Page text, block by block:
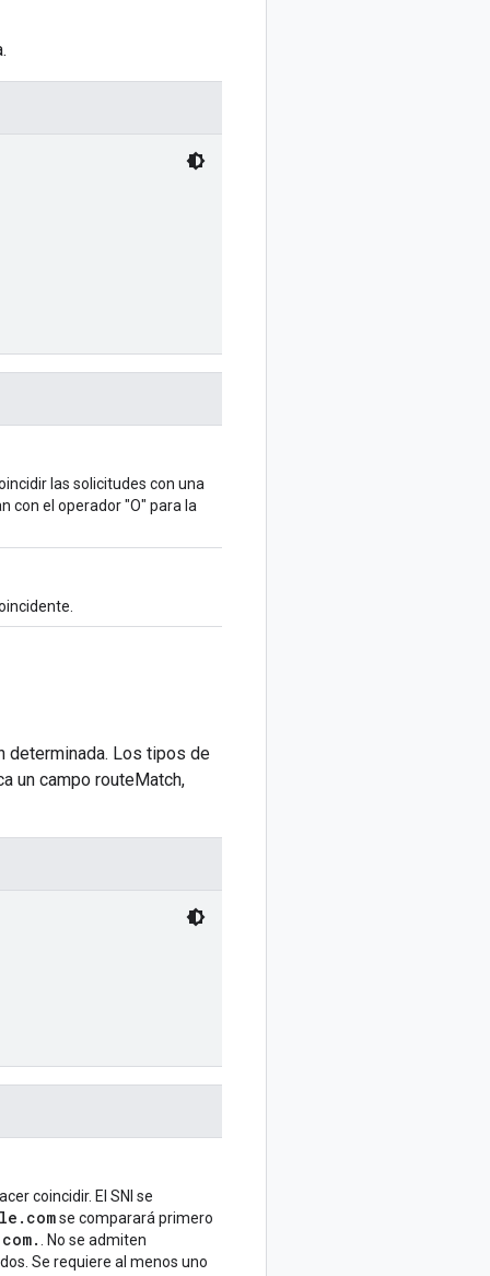
las solicitudes con una
con el operador "O" para la
determinada. Los tipos de
un campo routeMatch,
coincidir. El SNI se
se comparará primero
. No se admiten
Se requiere al menos uno